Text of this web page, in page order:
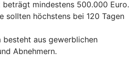
beträgt mindestens 500.000 Euro.
sollten höchstens bei 120 Tagen
besteht aus gewerblichen
Abnehmern.